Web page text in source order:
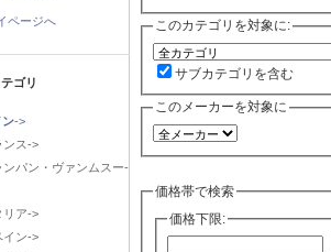
ページへ
ゴリ
ン->
ンス->
ンパン・ヴァンムスー-
リア->
イン->
このカテゴリを対象に:
サブカテゴリを含む
このメーカーを対象に
価格帯で検索
価格下限: